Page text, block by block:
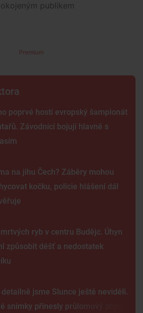
publikem
Premium
poprvé hostí evropský šampionát
Závodníci bojují hlavně s
na jihu Čech? Záběry mohou
kočku, policie hlášení dál
ryb v centru Budějc. Úhyn
způsobit déšť a nedostatek
detailně jsme Slunce ještě neviděli.
snímky přinesly průlomový objev